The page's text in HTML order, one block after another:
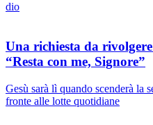
dio
Una richiesta da
“Resta con me, Signore”
Gesù sarà lì quando scenderà la
fronte alle lotte quotidiane